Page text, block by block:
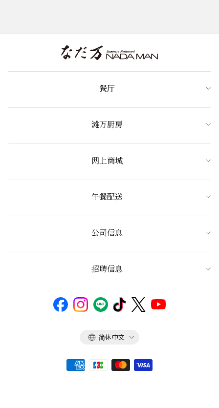
餐厅
滩万厨房
网上商城
午餐配送
公司信息
招聘信息
语
简体中文